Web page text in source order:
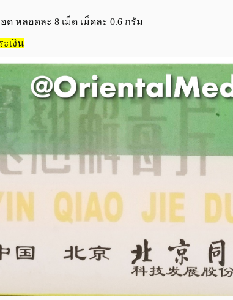
ด หลอดละ 8 เม็ด เม็ดละ 0.6 กรัม
เงิน